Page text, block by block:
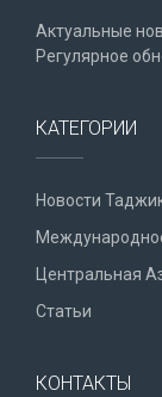
Актуальные
Регулярное
КАТЕГОРИИ
Новости
Центральная
Статьи
КОНТАКТЫ